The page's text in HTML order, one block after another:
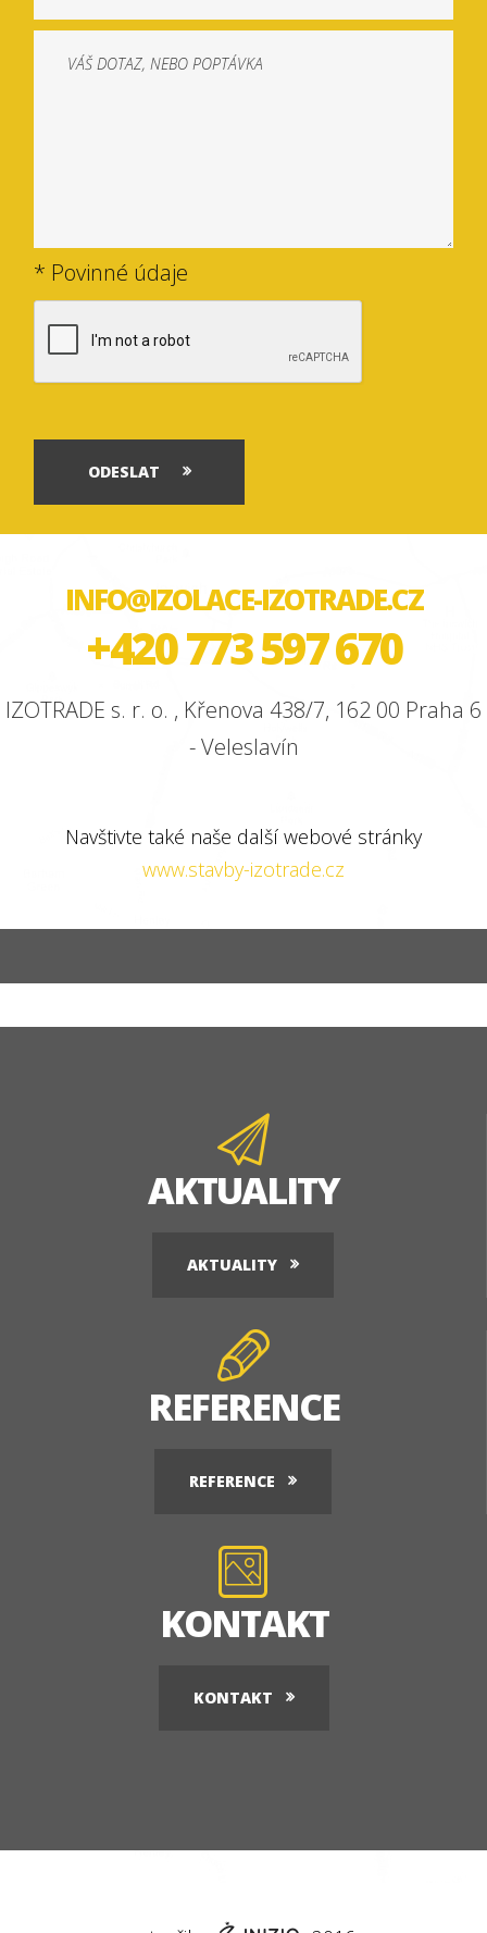
* Povinné údaje
ODESLAT
INFO@IZOLACE-IZOTRADE.CZ
+420 773 597 670
IZOTRADE s. r. o. , Křenova 438/7, 162 00 Praha 6
- Veleslavín
Navštivte také naše další webové stránky
www.stavby-izotrade.cz
AKTUALITY
AKTUALITY
REFERENCE
REFERENCE
KONTAKT
KONTAKT